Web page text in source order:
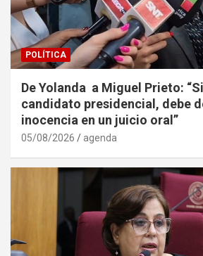
POLÍTICA
De Yolanda a Miguel Prieto:
candidato presidencial, debe
inocencia en un juicio oral”
05/08/2026 agenda